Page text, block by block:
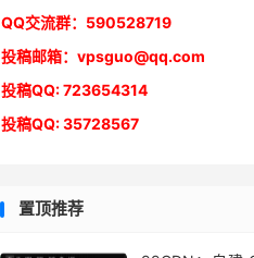
QQ交流群：590528719
投稿邮箱：vpsguo@qq.com
投稿QQ: 723654314
投稿QQ: 35728567
置顶推荐